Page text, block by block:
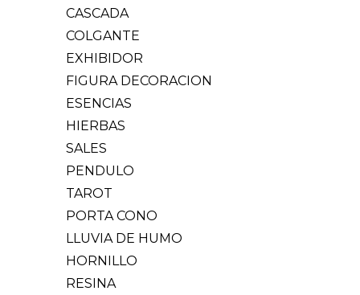
CASCADA
COLGANTE
EXHIBIDOR
FIGURA DECORACION
ESENCIAS
HIERBAS
SALES
PENDULO
TAROT
PORTA CONO
LLUVIA DE HUMO
HORNILLO
RESINA